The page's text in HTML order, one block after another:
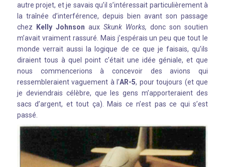
autre projet, et je savais qu’il s’intéressait particulièrement à
la traînée d’interférence, depuis bien avant son passage
chez
Kelly Johnson aux Skunk Works, donc son soutien
m’avait vraiment rassuré. Mais j’espérais un peu que tout le
monde verrait aussi la logique de ce que je faisais, qu’ils
diraient tous à quel point c’était une idée géniale, et que
nous commencerions à concevoir des avions qui
ressembleraient vaguement à l’AR-5, pour toujours (et que
je deviendrais célèbre, que les gens m’apporteraient des
sacs d’argent, et tout ça). Mais ce n’est pas ce qui s’est
passé.